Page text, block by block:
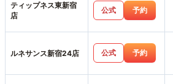
ティップネス東新宿
店
公式 予約
ルネサンス新宿24店 公式 予約